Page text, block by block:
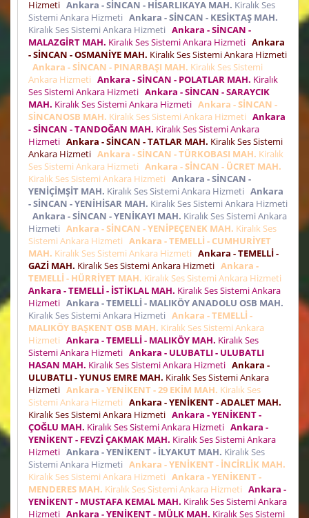
Hizmeti Ankara - SİNCAN - HİSARLIKAYA MAH. Kiralık Ses
Sistemi Ankara Hizmeti Ankara - SİNCAN - KESİKTAŞ MAH.
Kiralık Ses Sistemi Ankara Hizmeti Ankara - SİNCAN -
MALAZGİRT MAH. Kiralık Ses Sistemi Ankara Hizmeti Ankara
- SİNCAN - OSMANİYE MAH. Kiralık Ses Sistemi Ankara Hizmeti
Ankara - SİNCAN - PINARBAŞI MAH. Kiralık Ses Sistemi
Ankara Hizmeti Ankara - SİNCAN - POLATLAR MAH. Kiralık
Ses Sistemi Ankara Hizmeti Ankara - SİNCAN - SARAYCIK
MAH. Kiralık Ses Sistemi Ankara Hizmeti Ankara - SİNCAN -
SİNCANOSB MAH. Kiralık Ses Sistemi Ankara Hizmeti Ankara
- SİNCAN - TANDOĞAN MAH. Kiralık Ses Sistemi Ankara
Hizmeti Ankara - SİNCAN - TATLAR MAH. Kiralık Ses Sistemi
Ankara Hizmeti Ankara - SİNCAN - TÜRKOBASI MAH. Kiralık
Ses Sistemi Ankara Hizmeti Ankara - SİNCAN - ÜCRET MAH.
Kiralık Ses Sistemi Ankara Hizmeti Ankara - SİNCAN -
YENİÇİMŞİT MAH. Kiralık Ses Sistemi Ankara Hizmeti Ankara
- SİNCAN - YENİHİSAR MAH. Kiralık Ses Sistemi Ankara Hizmeti
Ankara - SİNCAN - YENİKAYI MAH. Kiralık Ses Sistemi Ankara
Hizmeti Ankara - SİNCAN - YENİPEÇENEK MAH. Kiralık Ses
Sistemi Ankara Hizmeti Ankara - TEMELLİ - CUMHURİYET
MAH. Kiralık Ses Sistemi Ankara Hizmeti Ankara - TEMELLİ -
GAZİ MAH. Kiralık Ses Sistemi Ankara Hizmeti Ankara -
TEMELLİ - HÜRRİYET MAH. Kiralık Ses Sistemi Ankara Hizmeti
Ankara - TEMELLİ - İSTİKLAL MAH. Kiralık Ses Sistemi Ankara
Hizmeti Ankara - TEMELLİ - MALIKÖY ANADOLU OSB MAH.
Kiralık Ses Sistemi Ankara Hizmeti Ankara - TEMELLİ -
MALIKÖY BAŞKENT OSB MAH. Kiralık Ses Sistemi Ankara
Hizmeti Ankara - TEMELLİ - MALIKÖY MAH. Kiralık Ses
Sistemi Ankara Hizmeti Ankara - ULUBATLI - ULUBATLI
HASAN MAH. Kiralık Ses Sistemi Ankara Hizmeti Ankara -
ULUBATLI - YUNUS EMRE MAH. Kiralık Ses Sistemi Ankara
Hizmeti Ankara - YENİKENT - 29 EKİM MAH. Kiralık Ses
Sistemi Ankara Hizmeti Ankara - YENİKENT - ADALET MAH.
Kiralık Ses Sistemi Ankara Hizmeti Ankara - YENİKENT -
ÇOĞLU MAH. Kiralık Ses Sistemi Ankara Hizmeti Ankara -
YENİKENT - FEVZİ ÇAKMAK MAH. Kiralık Ses Sistemi Ankara
Hizmeti Ankara - YENİKENT - İLYAKUT MAH. Kiralık Ses
Sistemi Ankara Hizmeti Ankara - YENİKENT - İNCİRLİK MAH.
Kiralık Ses Sistemi Ankara Hizmeti Ankara - YENİKENT -
MENDERES MAH. Kiralık Ses Sistemi Ankara Hizmeti Ankara -
YENİKENT - MUSTAFA KEMAL MAH. Kiralık Ses Sistemi Ankara
Hizmeti Ankara - YENİKENT - MÜLK MAH. Kiralık Ses Sistemi